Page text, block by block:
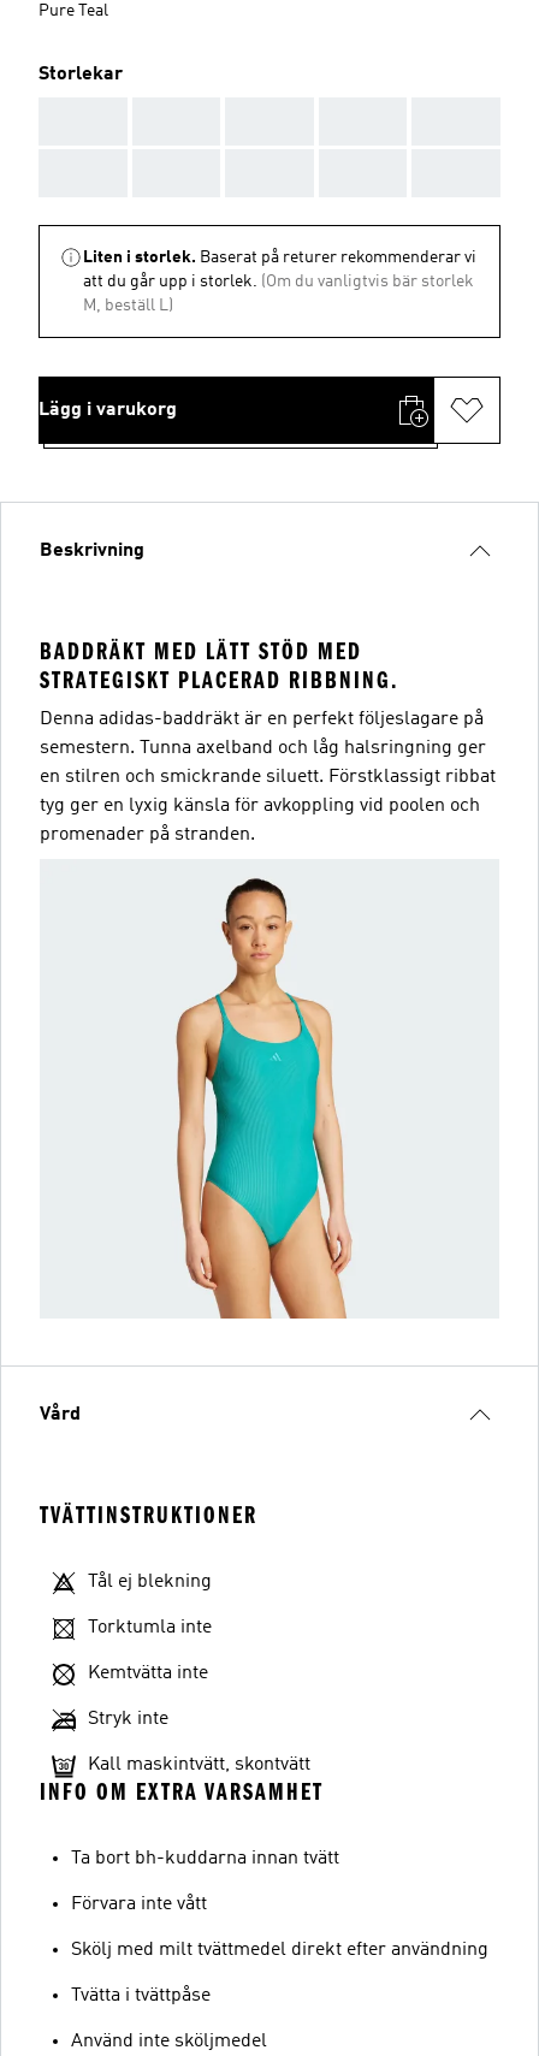
Pure Teal
Storlekar
Liten i storlek. Baserat på returer rekommenderar vi
att du går upp i storlek. (Om du vanligtvis bär storlek
M, beställ L)
Lägg i varukorg
Beskrivning
BADDRÄKT MED LÄTT STÖD MED
STRATEGISKT PLACERAD RIBBNING.
Denna adidas-baddräkt är en perfekt följeslagare på
semestern. Tunna axelband och låg halsringning ger
en stilren och smickrande siluett. Förstklassigt ribbat
tyg ger en lyxig känsla för avkoppling vid poolen och
promenader på stranden.
Vård
TVÄTTINSTRUKTIONER
Tål ej blekning
Torktumla inte
Kemtvätta inte
Stryk inte
Kall maskintvätt, skontvätt
INFO OM EXTRA VARSAMHET
Ta bort bh-kuddarna innan tvätt
Förvara inte vått
Skölj med milt tvättmedel direkt efter användning
Tvätta i tvättpåse
Använd inte sköljmedel